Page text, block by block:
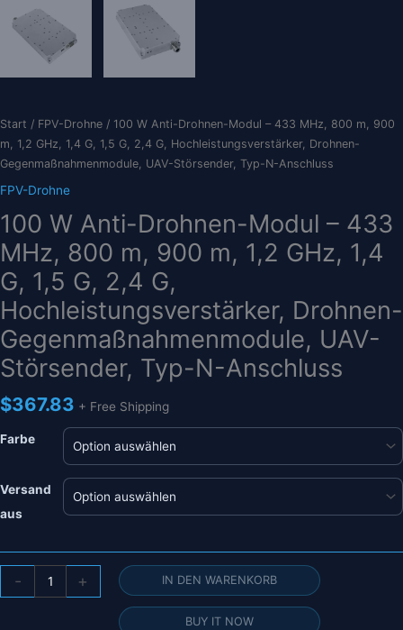
Start / FPV-Drohne / 100 W Anti-Drohnen-Modul – 433 MHz, 800 m, 900
m, 1,2 GHz, 1,4 G, 1,5 G, 2,4 G, Hochleistungsverstärker, Drohnen-
Gegenmaßnahmenmodule, UAV-Störsender, Typ-N-Anschluss
FPV-Drohne
100 W Anti-Drohnen-Modul – 433
MHz, 800 m, 900 m, 1,2 GHz, 1,4
G, 1,5 G, 2,4 G,
Hochleistungsverstärker, Drohnen-
Gegenmaßnahmenmodule, UAV-
Störsender, Typ-N-Anschluss
$367.83 + Free Shipping
Farbe
Versand
aus
-
W
+ IN DEN WARENKORB
BUY IT NOW